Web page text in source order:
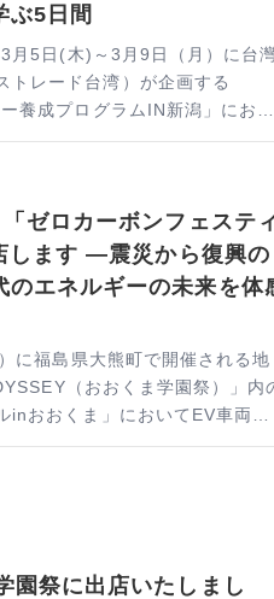
ぶ5日間
月5日(木)～3月9日（月）に台
トレード台湾）が企画する
養成プログラムIN新潟」にお
画・運営を担当しました。 イ
ゼロカーボンフェステ
します ―震災から復興の
のエネルギーの未来を体
に福島県大熊町で開催される地
（おおくま学園祭）」内
inおおくま」においてEV車両
（電気自動車）
園祭に出店いたしまし